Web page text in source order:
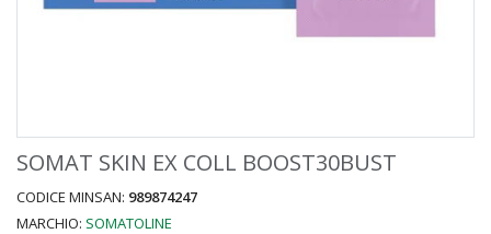
SOMAT SKIN EX COLL BOOST30BUST
CODICE MINSAN: 989874247
MARCHIO: SOMATOLINE